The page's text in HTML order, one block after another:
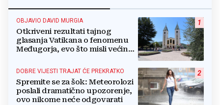
1
OBJAVIO DAVID MURGIA
Otkriveni rezultati tajnog
glasanja Vatikana o fenomenu
Međugorja, evo što misli većina
2
DOBRE VIJESTI TRAJAT ĆE PREKRATKO
Spremite se za šok: Meteorolozi
poslali dramatično upozorenje,
ovo nikome neće odgovarati